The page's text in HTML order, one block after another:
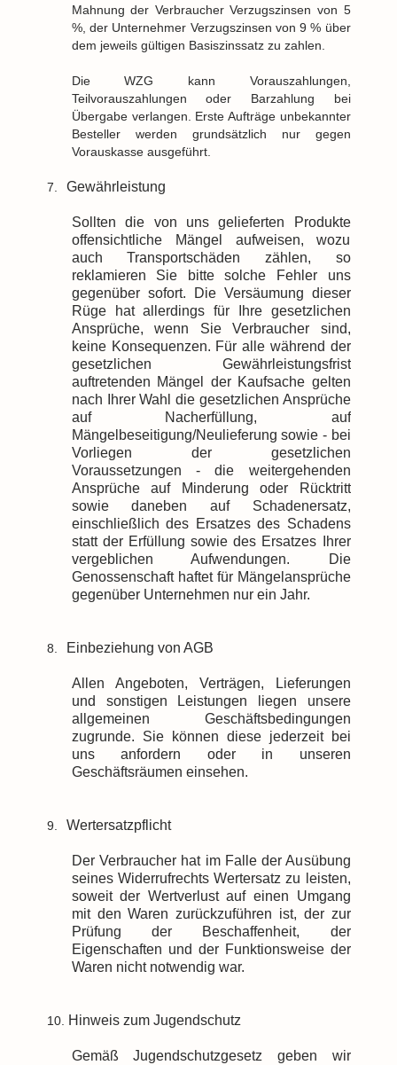
Mahnung der Verbraucher Verzugszinsen von 5
%, der Unternehmer Verzugszinsen von 9 % über
dem jeweils gültigen Basiszinssatz zu zahlen.
Die WZG kann Vorauszahlungen,
Teilvorauszahlungen oder Barzahlung bei
Übergabe verlangen. Erste Aufträge unbekannter
Besteller werden grundsätzlich nur gegen
Vorauskasse ausgeführt.
7. Gewährleistung
Sollten die von uns gelieferten Produkte
offensichtliche Mängel aufweisen, wozu
auch Transportschäden zählen, so
reklamieren Sie bitte solche Fehler uns
gegenüber sofort. Die Versäumung dieser
Rüge hat allerdings für Ihre gesetzlichen
Ansprüche, wenn Sie Verbraucher sind,
keine Konsequenzen. Für alle während der
gesetzlichen Gewährleistungsfrist
auftretenden Mängel der Kaufsache gelten
nach Ihrer Wahl die gesetzlichen Ansprüche
auf Nacherfüllung, auf
Mängelbeseitigung/Neulieferung sowie - bei
Vorliegen der gesetzlichen
Voraussetzungen - die weitergehenden
Ansprüche auf Minderung oder Rücktritt
sowie daneben auf Schadenersatz,
einschließlich des Ersatzes des Schadens
statt der Erfüllung sowie des Ersatzes Ihrer
vergeblichen Aufwendungen. Die
Genossenschaft haftet für Mängelansprüche
gegenüber Unternehmen nur ein Jahr.
8. Einbeziehung von AGB
Allen Angeboten, Verträgen, Lieferungen
und sonstigen Leistungen liegen unsere
allgemeinen Geschäftsbedingungen
zugrunde. Sie können diese jederzeit bei
uns anfordern oder in unseren
Geschäftsräumen einsehen.
9. Wertersatzpflicht
Der Verbraucher hat im Falle der Ausübung
seines Widerrufrechts Wertersatz zu leisten,
soweit der Wertverlust auf einen Umgang
mit den Waren zurückzuführen ist, der zur
Prüfung der Beschaffenheit, der
Eigenschaften und der Funktionsweise der
Waren nicht notwendig war.
10. Hinweis zum Jugendschutz
Gemäß Jugendschutzgesetz geben wir